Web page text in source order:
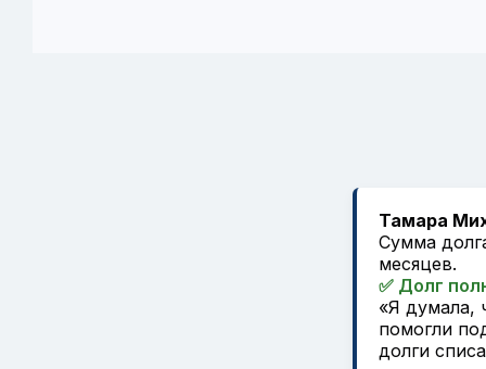
Тамара
Сумма
месяцев.
✅ Долг
«Я думала,
помогли
долги